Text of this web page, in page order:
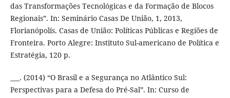
das Transformações Tecnológicas e da Formação de Blocos
Regionais”. In: Seminário Casas De União, 1, 2013,
Florianópolis. Casas de União: Políticas Públicas e Regiões de
Fronteira. Porto Alegre: Instituto Sul-americano de Política e
Estratégia, 120 p.
___. (2014) “O Brasil e a Segurança no Atlântico Sul:
Perspectivas para a Defesa do Pré-Sal”. In: Curso de